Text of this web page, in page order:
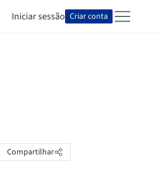
Iniciar sessão Criar conta
Compartilhar